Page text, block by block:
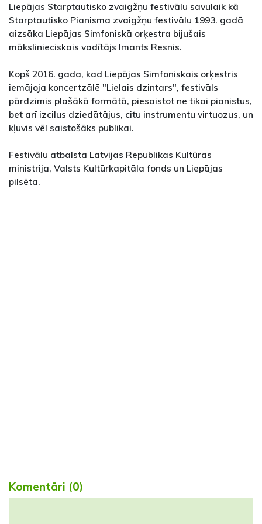
Liepājas Starptautisko zvaigžņu festivālu savulaik kā
Starptautisko Pianisma zvaigžņu festivālu 1993. gadā
aizsāka Liepājas Simfoniskā orķestra bijušais
mākslinieciskais vadītājs Imants Resnis.
Kopš 2016. gada, kad Liepājas Simfoniskais orķestris
iemājoja koncertzālē "Lielais dzintars", festivāls
pārdzimis plašākā formātā, piesaistot ne tikai pianistus,
bet arī izcilus dziedātājus, citu instrumentu virtuozus, un
kļuvis vēl saistošāks publikai.
Festivālu atbalsta Latvijas Republikas Kultūras
ministrija, Valsts Kultūrkapitāla fonds un Liepājas
pilsēta.
Komentāri (0)